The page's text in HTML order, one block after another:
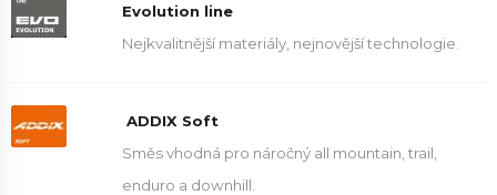
Evolution line
Nejkvalitnější materiály, nejnovější technologie.
ADDIX Soft
Směs vhodná pro náročný all mountain, trail,
enduro a downhill.